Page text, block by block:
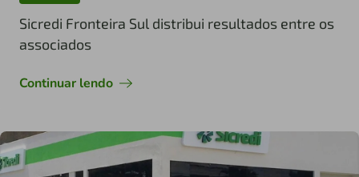
Sicredi Fronteira Sul distribui resultados entre os
associados
Continuar lendo